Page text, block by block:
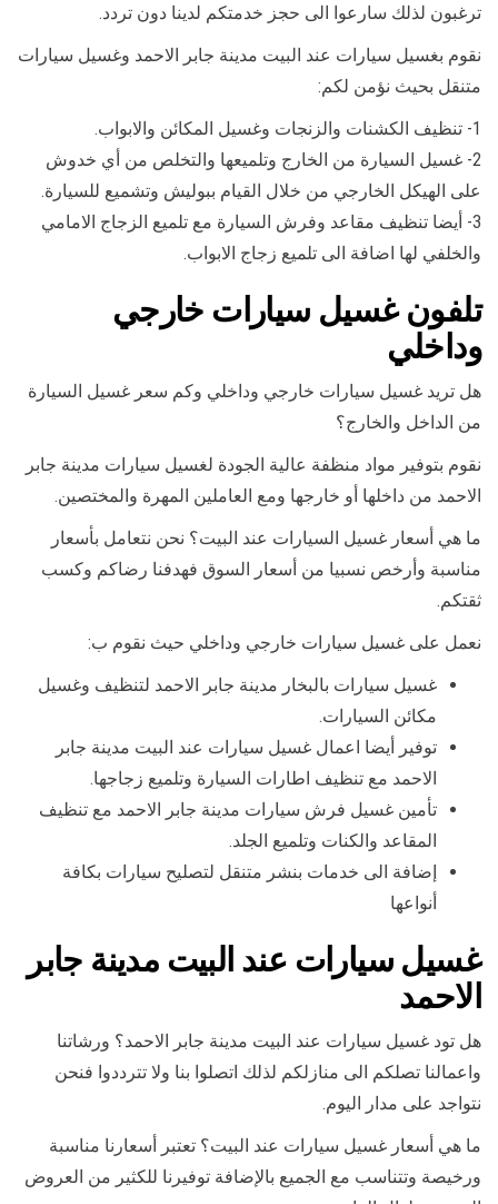
ترغبون لذلك سارعوا الى حجز خدمتكم لدينا دون تردد.
نقوم بغسيل سيارات عند البيت مدينة جابر الاحمد وغسيل سيارات
متنقل بحيث نؤمن لكم:
1- تنظيف الكشنات والزنجات وغسيل المكائن والابواب.
2- غسيل السيارة من الخارج وتلميعها والتخلص من أي خدوش
على الهيكل الخارجي من خلال القيام ببوليش وتشميع للسيارة.
3- أيضا تنظيف مقاعد وفرش السيارة مع تلميع الزجاج الامامي
والخلفي لها اضافة الى تلميع زجاج الابواب.
تلفون غسيل سيارات خارجي
وداخلي
هل تريد غسيل سيارات خارجي وداخلي وكم سعر غسيل السيارة
من الداخل والخارج؟
نقوم بتوفير مواد منظفة عالية الجودة لغسيل سيارات مدينة جابر
الاحمد من داخلها أو خارجها ومع العاملين المهرة والمختصين.
ما هي أسعار غسيل السيارات عند البيت؟ نحن نتعامل بأسعار
مناسبة وأرخص نسبيا من أسعار السوق فهدفنا رضاكم وكسب
ثقتكم.
نعمل على غسيل سيارات خارجي وداخلي حيث نقوم ب:
غسيل سيارات بالبخار مدينة جابر الاحمد لتنظيف وغسيل
مكائن السيارات.
توفير أيضا اعمال غسيل سيارات عند البيت مدينة جابر
الاحمد مع تنظيف اطارات السيارة وتلميع زجاجها.
تأمين غسيل فرش سيارات مدينة جابر الاحمد مع تنظيف
المقاعد والكنات وتلميع الجلد.
إضافة الى خدمات بنشر متنقل لتصليح سيارات بكافة
أنواعها
غسيل سيارات عند البيت مدينة جابر
الاحمد
هل تود غسيل سيارات عند البيت مدينة جابر الاحمد؟ ورشاتنا
واعمالنا تصلكم الى منازلكم لذلك اتصلوا بنا ولا تترددوا فنحن
نتواجد على مدار اليوم.
ما هي أسعار غسيل سيارات عند البيت؟ تعتبر أسعارنا مناسبة
ورخيصة وتتناسب مع الجميع بالإضافة توفيرنا للكثير من العروض